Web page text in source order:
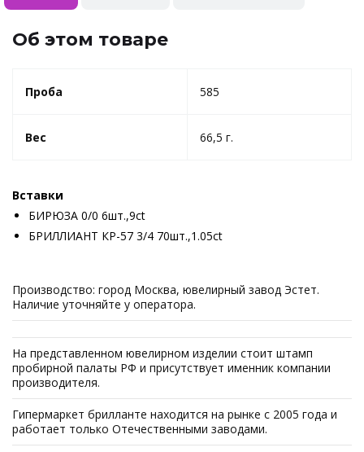
Об этом товаре
Проба 585
Вес 66,5 г.
Вставки
БИРЮЗА 0/0 6шт.,9ct
БРИЛЛИАНТ КР-57 3/4 70шт.,1.05ct
Производство: город Москва, ювелирный завод Эстет.
Наличие уточняйте у оператора.
На представленном ювелирном изделии стоит штамп
пробирной палаты РФ и присутствует именник компании
производителя.
Гипермаркет брилланте находится на рынке с 2005 года и
работает только Отечественными заводами.